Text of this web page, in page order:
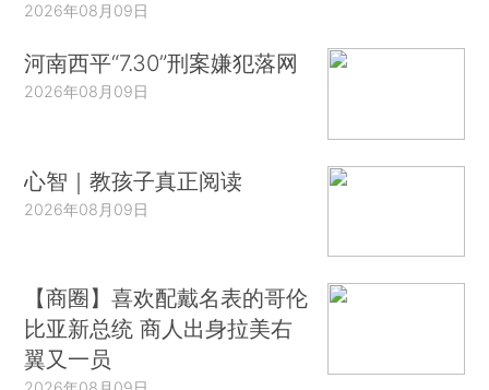
2026年08月09日
河南西平“7.30”刑案嫌犯落网
2026年08月09日
心智｜教孩子真正阅读
2026年08月09日
【商圈】喜欢配戴名表的哥伦
比亚新总统 商人出身拉美右
翼又一员